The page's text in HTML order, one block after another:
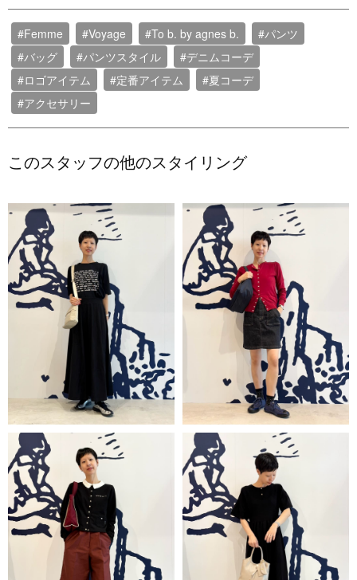
#Femme #Voyage #To b. by agnes b.
#パンツ
#バッグ
#パンツスタイル
#デニムコーデ
#ロゴアイテム
#定番アイテム
#夏コーデ
#アクセサリー
このスタッフの他のスタイリング